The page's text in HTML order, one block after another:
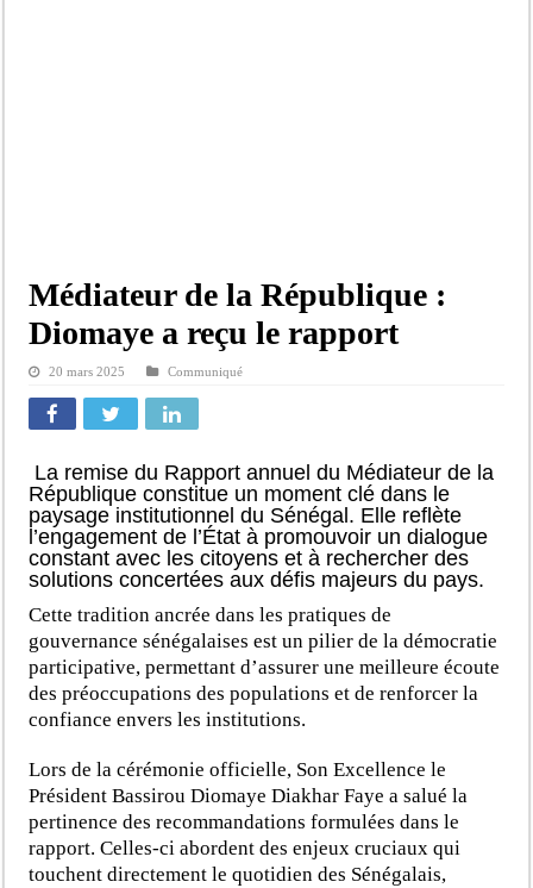
Médiateur de la République :
Diomaye a reçu le rapport
20 mars 2025 Communiqué
La remise du Rapport annuel du Médiateur de la
République constitue un moment clé dans le
paysage institutionnel du Sénégal. Elle reflète
l’engagement de l’État à promouvoir un dialogue
constant avec les citoyens et à rechercher des
solutions concertées aux défis majeurs du pays.
Cette tradition ancrée dans les pratiques de
gouvernance sénégalaises est un pilier de la démocratie
participative, permettant d’assurer une meilleure écoute
des préoccupations des populations et de renforcer la
confiance envers les institutions.
Lors de la cérémonie officielle, Son Excellence le
Président Bassirou Diomaye Diakhar Faye a salué la
pertinence des recommandations formulées dans le
rapport. Celles-ci abordent des enjeux cruciaux qui
touchent directement le quotidien des Sénégalais,